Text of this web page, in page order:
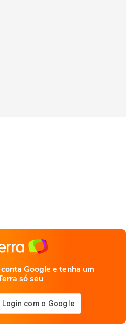
Google e tenha um
só seu